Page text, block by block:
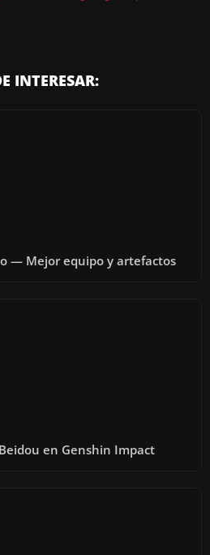
INTERESAR:
— Mejor equipo y artefactos
en Genshin Impact